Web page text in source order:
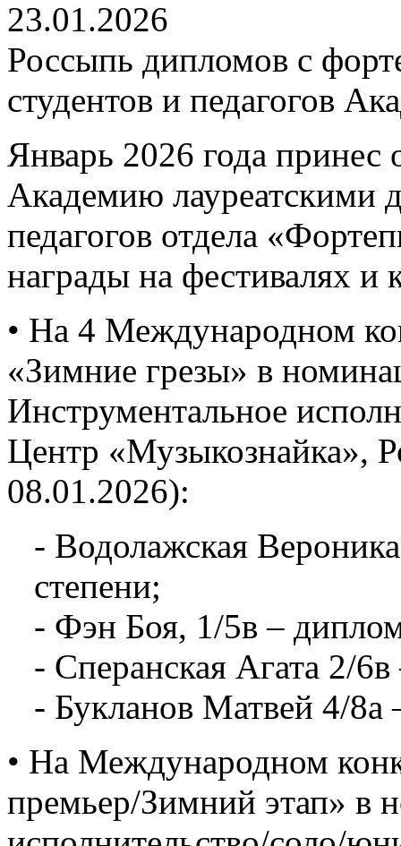
23.01.2026
Россыпь дипломов с
студентов и педагогов
Январь 2026 года принес
Академию лауреатскими
педагогов отдела
награды на фестивалях и
• На 4 Международном
«Зимние грезы» в
Инструментальное
Центр «Музыкознайка»,
08.01.2026):
- Водолажская
степени;
- Фэн Боя, 1/5в –
- Сперанская Агата 2/
- Букланов Матвей 4/8а
• На Международном
премьер/Зимний этап» в